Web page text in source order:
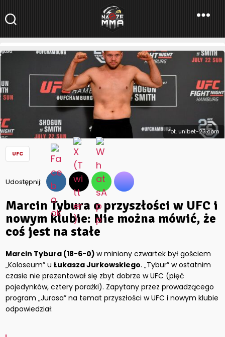
NaszeMMA
NaszeMMA.pl»Aktualności»Świat»UFC»Marcin Tybura o
przyszłości w UFC i nowym klubie: Nie można mówić, że coś
fot. unibet-23.com
UFC
Udostępnij:
Marcin Tybura o przyszłości w UFC i
nowym klubie: Nie można mówić, że
coś jest na stałe
Marcin Tybura (18-6-0)w miniony czwartek był gościem
„Koloseum” uŁukasza Jurkowskiego. „Tybur” w ostatnim
czasie nie prezentował się zbyt dobrze w UFC (pięć
pojedynków, cztery porażki). Zapytany przez prowadzącego
program „Jurasa” na temat przyszłości w UFC i nowym klubie
odpowiedział: